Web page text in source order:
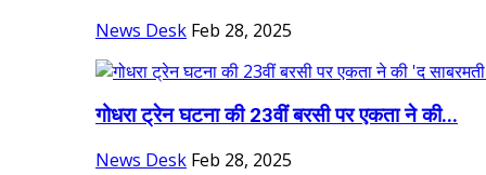
News Desk Feb 28, 2025
गोधरा ट्रेन घटना की 23वीं बरसी पर एकता ने की...
News Desk Feb 28, 2025